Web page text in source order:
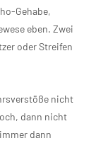
Gehabe,
eben. Zwei
oder Streifen
nicht
dann nicht
dann